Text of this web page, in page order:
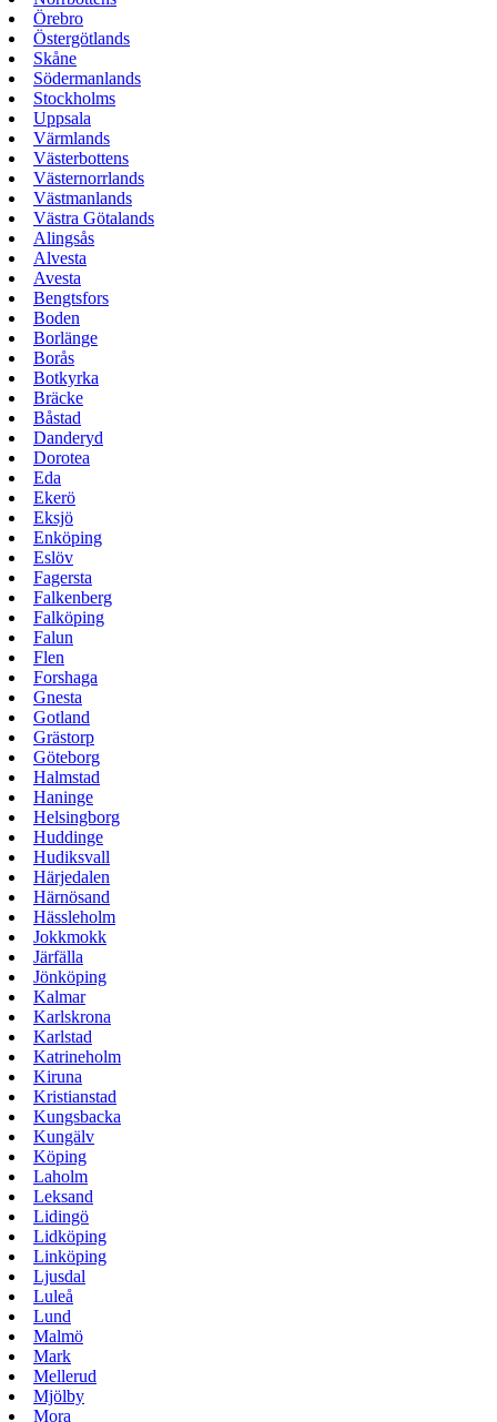
Örebro
Östergötlands
Skåne
Södermanlands
Stockholms
Uppsala
Värmlands
Västerbottens
Västernorrlands
Västmanlands
Västra Götalands
Alingsås
Alvesta
Avesta
Bengtsfors
Boden
Borlänge
Borås
Botkyrka
Bräcke
Båstad
Danderyd
Dorotea
Eda
Ekerö
Eksjö
Enköping
Eslöv
Fagersta
Falkenberg
Falköping
Falun
Flen
Forshaga
Gnesta
Gotland
Grästorp
Göteborg
Halmstad
Haninge
Helsingborg
Huddinge
Hudiksvall
Härjedalen
Härnösand
Hässleholm
Jokkmokk
Järfälla
Jönköping
Kalmar
Karlskrona
Karlstad
Katrineholm
Kiruna
Kristianstad
Kungsbacka
Kungälv
Köping
Laholm
Leksand
Lidingö
Lidköping
Linköping
Ljusdal
Luleå
Lund
Malmö
Mark
Mellerud
Mjölby
Mora